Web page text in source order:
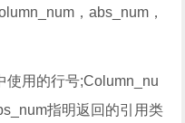
，abs_num，
使用的行号;Column_nu
指明返回的引用类